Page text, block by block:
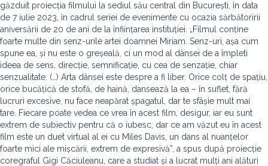
găzduit proiecția filmului la sediul său central din București, în data
de 7 iulie 2023, în cadrul seriei de evenimente cu ocazia sărbătoririi
aniversării de 20 de ani de la înființarea instituției. „Filmul conține
foarte multe din senz-urile artei doamnei Miriam. Senz-uri, așa cum
spune ea, și nu este o greșeală, ci un mod al dânsei de a împleti
ideea de sens, direcție, semnificație, cu cea de senzație, chiar
senzualitate. (…) Arta dânsei este despre a fi liber. Orice colț de spațiu,
orice bucățică de stofă, de haină, dansează la ea – în suflet, fără
lucruri excesive, nu face neapărat șpagatul, dar te sfâșie mult mai
tare. Fiecare poate vedea ce vrea în acest film, desigur, iar eu sunt
extrem de subiectiv pentru că o iubesc, dar ce am văzut eu în acest
film este un duet virtual al ei cu Miles Davis, un dans al nuanțelor
foarte mici ale mișcării, extrem de expresivă”, a spus după proiecție
coregraful Gigi Căciuleanu, care a studiat și a lucrat mulți ani alături